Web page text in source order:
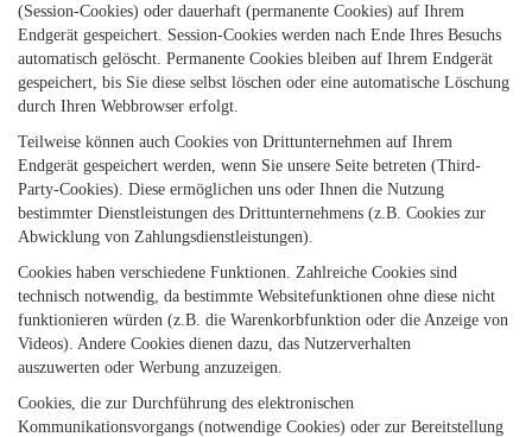
(Session-Cookies) oder dauerhaft (permanente Cookies) auf Ihrem
Endgerät gespeichert. Session-Cookies werden nach Ende Ihres Besuchs
automatisch gelöscht. Permanente Cookies bleiben auf Ihrem Endgerät
gespeichert, bis Sie diese selbst löschen oder eine automatische Löschung
durch Ihren Webbrowser erfolgt.
Teilweise können auch Cookies von Drittunternehmen auf Ihrem
Endgerät gespeichert werden, wenn Sie unsere Seite betreten (Third-
Party-Cookies). Diese ermöglichen uns oder Ihnen die Nutzung
bestimmter Dienstleistungen des Drittunternehmens (z.B. Cookies zur
Abwicklung von Zahlungsdienstleistungen).
Cookies haben verschiedene Funktionen. Zahlreiche Cookies sind
technisch notwendig, da bestimmte Websitefunktionen ohne diese nicht
funktionieren würden (z.B. die Warenkorbfunktion oder die Anzeige von
Videos). Andere Cookies dienen dazu, das Nutzerverhalten
auszuwerten oder Werbung anzuzeigen.
Cookies, die zur Durchführung des elektronischen
Kommunikationsvorgangs (notwendige Cookies) oder zur Bereitstellung